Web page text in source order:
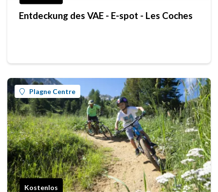
Entdeckung des VAE - E-spot - Les Coches
Plagne Centre
Kostenlos